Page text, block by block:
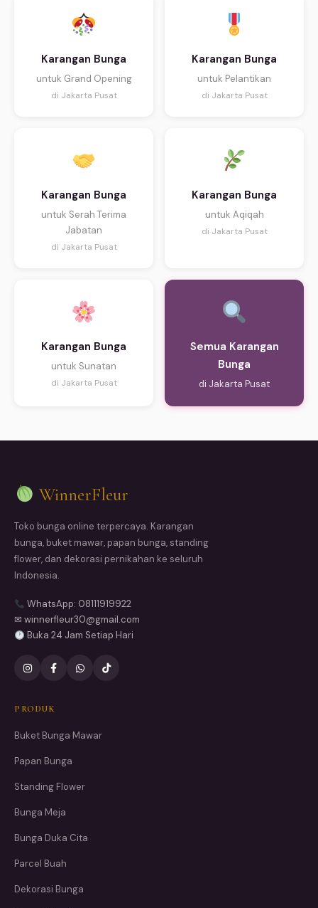
Karangan Bunga
untuk Grand Opening
di Jakarta Pusat
Karangan Bunga
untuk Pelantikan
di Jakarta Pusat
Karangan Bunga
untuk Serah Terima
Jabatan
di Jakarta Pusat
Karangan Bunga
untuk Aqiqah
di Jakarta Pusat
Karangan Bunga
untuk Sunatan
di Jakarta Pusat
Semua Karangan
Bunga
di Jakarta Pusat
WinnerFleur
Toko bunga online terpercaya. Karangan
bunga, buket mawar, papan bunga, standing
flower, dan dekorasi pernikahan ke seluruh
Indonesia.
WhatsApp: 08111919922
✉ winnerfleur30@gmail.com
Buka 24 Jam Setiap Hari
PRODUK
Buket Bunga Mawar
Papan Bunga
Standing Flower
Bunga Meja
Bunga Duka Cita
Parcel Buah
Dekorasi Bunga